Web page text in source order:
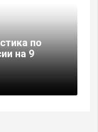
по
на 9